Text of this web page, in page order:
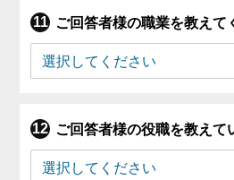
ご回答者様の職業を教えて
ご回答者様の役職を教えて